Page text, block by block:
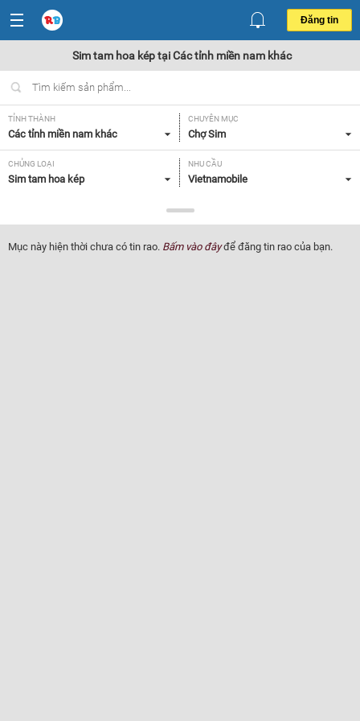
Đăng tin
Sim tam hoa kép tại Các tỉnh miền nam khác
TỈNH THÀNH
Các tỉnh miền nam khác
CHUYÊN MỤC
Chợ Sim
CHỦNG LOẠI
Sim tam hoa kép
NHU CẦU
Vietnamobile
Tất cả
Mục này hiện thời chưa có tin rao. Bấm vào đâyđể đăng tin rao của bạn.